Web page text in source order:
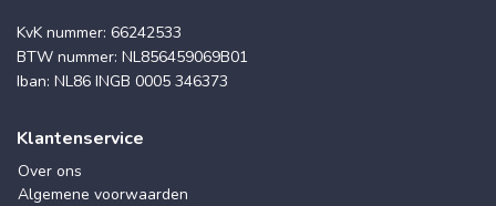
KvK nummer: 66242533
BTW nummer: NL856459069B01
Iban: NL86 INGB 0005 346373
Klantenservice
Over ons
Algemene voorwaarden